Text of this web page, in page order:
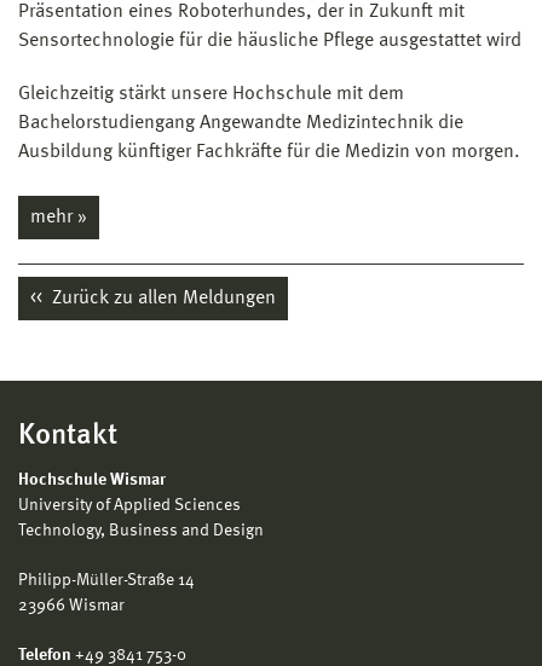
Präsentation eines Roboterhundes, der in Zukunft mit
Sensortechnologie für die häusliche Pflege ausgestattet wird
Gleichzeitig stärkt unsere Hochschule mit dem
Bachelorstudiengang Angewandte Medizintechnik die
Ausbildung künftiger Fachkräfte für die Medizin von morgen.
mehr »
Zurück zu allen Meldungen
Kontakt
Hochschule Wismar
University of Applied Sciences
Technology, Business and Design
Philipp-Müller-Straße 14
23966 Wismar
Telefon +49 3841 753-0